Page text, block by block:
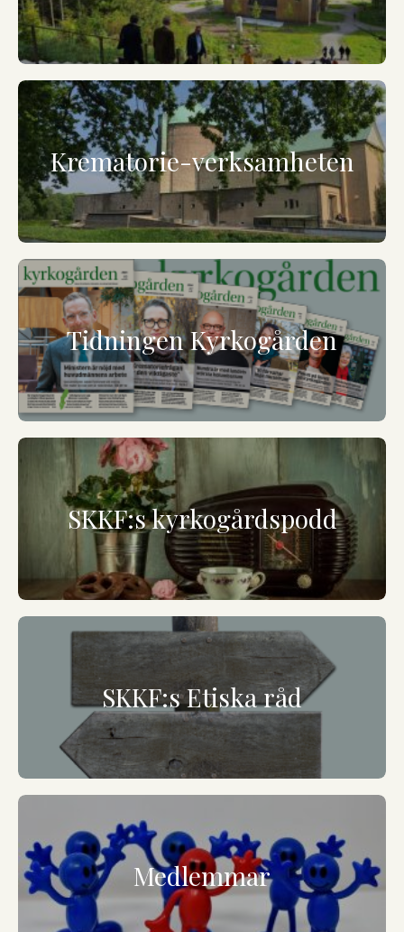
Krematorie-verksamheten
Tidningen Kyrkogården
SKKF:s kyrkogårdspodd
SKKF:s Etiska råd
Medlemmar